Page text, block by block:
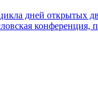
дней открытых